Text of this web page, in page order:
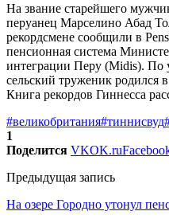
На звание старейшего
перуанец Марселино Абад
рекордсмене сообщили в
пенсионная система
интеграции Перу (Midis). По
сельский труженик родился
Книга рекордов Гиннесса
#великобритания#тиннисвуд
1
Поделится VKOK.ru
Предыдущая запись
На озере Городно утонул